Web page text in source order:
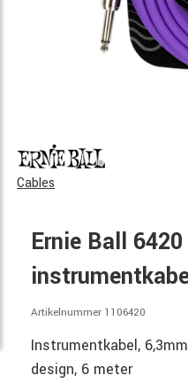
Cables
Ernie Ball
Artikelnummer 1106420
Instrumentkabel,
design, 6 meter